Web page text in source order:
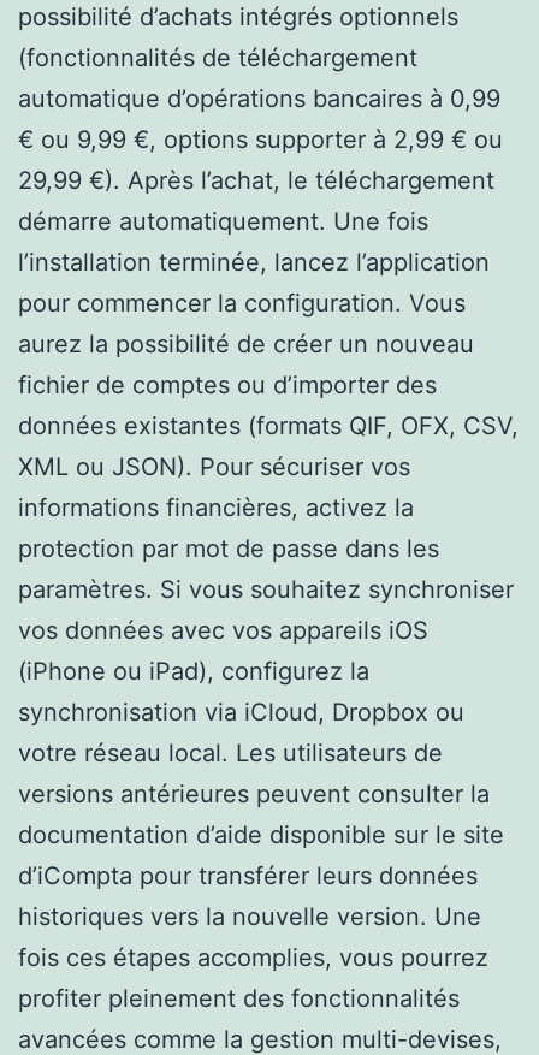
possibilité d’achats intégrés optionnels
(fonctionnalités de téléchargement
automatique d’opérations bancaires à 0,99
€ ou 9,99 €, options supporter à 2,99 € ou
29,99 €). Après l’achat, le téléchargement
démarre automatiquement. Une fois
l’installation terminée, lancez l’application
pour commencer la configuration. Vous
aurez la possibilité de créer un nouveau
fichier de comptes ou d’importer des
données existantes (formats QIF, OFX, CSV,
XML ou JSON). Pour sécuriser vos
informations financières, activez la
protection par mot de passe dans les
paramètres. Si vous souhaitez synchroniser
vos données avec vos appareils iOS
(iPhone ou iPad), configurez la
synchronisation via iCloud, Dropbox ou
votre réseau local. Les utilisateurs de
versions antérieures peuvent consulter la
documentation d’aide disponible sur le site
d’iCompta pour transférer leurs données
historiques vers la nouvelle version. Une
fois ces étapes accomplies, vous pourrez
profiter pleinement des fonctionnalités
avancées comme la gestion multi-devises,